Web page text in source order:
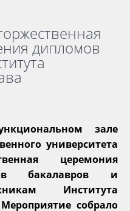
дипломов
зале
университета
церемония
бакалавров и
Института
собрало